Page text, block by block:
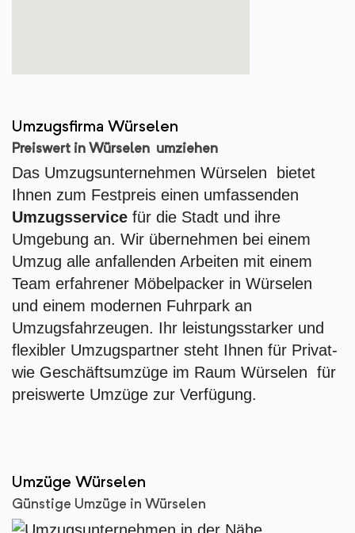
Umzugsfirma Würselen
Preiswert in Würselen umziehen
Das Umzugsunternehmen Würselen bietet
Ihnen zum Festpreis einen umfassenden
Umzugsservice für die Stadt und ihre
Umgebung an. Wir übernehmen bei einem
Umzug alle anfallenden Arbeiten mit einem
Team erfahrener Möbelpacker in Würselen
und einem modernen Fuhrpark an
Umzugsfahrzeugen. Ihr leistungsstarker und
flexibler Umzugspartner steht Ihnen für Privat-
wie Geschäftsumzüge im Raum Würselen für
preiswerte Umzüge zur Verfügung.
Umzüge Würselen
Günstige Umzüge in Würselen